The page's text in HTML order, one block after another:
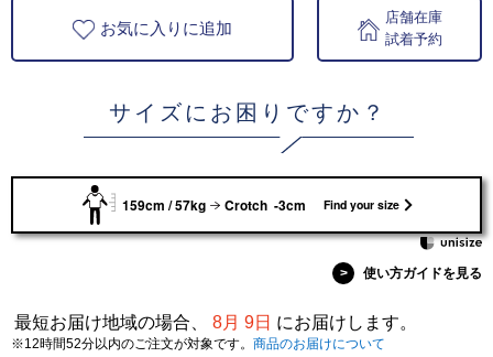
お気に入りに追加
店舗在庫
試着予約
サイズにお困りですか？
159cm / 57kg Crotch -3cm Find your size
> 使い方ガイドを見る
最短お届け地域の場合、 8月 9日 にお届けします。
※12時間52分以内のご注文が対象です。 商品のお届けについて